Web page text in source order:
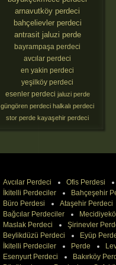
arnavutköy perdeci
bahçelievler perdeci
antrasit jaluzi perde
bayrampaşa perdeci
avcılar perdeci
en yakin perdeci
yeşilköy perdeci
esenler perdeci jaluzi perde
güngören perdeci halkalı perdeci
stor perde kayaşehir perdeci
Avcılar Perdeci Ofis Perdesi
İkitelli Perdeciler
Bahçeşehir
Büro Perdesi
Ataşehir Perdeci
Bağcılar Perdeciler
Maslak Perdeci
Şirinevler
Beylikdüzü Perdeci
Eyüp
İkitelli Perdeciler
Perde
Esenyurt Perdeci
Bakırköy